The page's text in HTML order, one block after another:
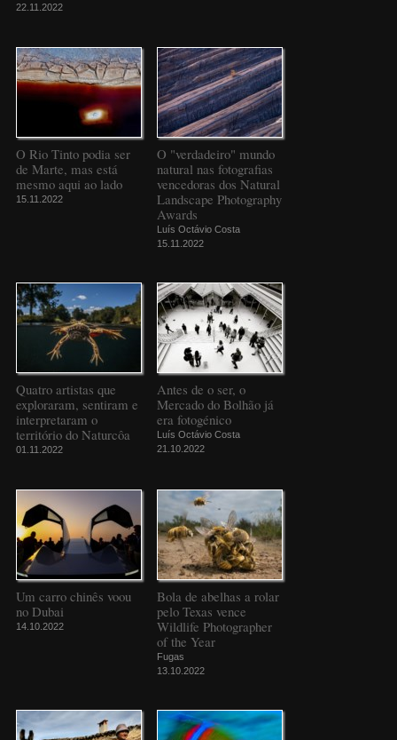
22.11.2022
O Rio Tinto podia ser
de Marte, mas está
mesmo aqui ao lado
15.11.2022
O "verdadeiro" mundo
natural nas fotografias
vencedoras dos Natural
Landscape Photography
Awards
Luís Octávio Costa
15.11.2022
Quatro artistas que
exploraram, sentiram e
interpretaram o
território do Naturcôa
01.11.2022
Antes de o ser, o
Mercado do Bolhão já
era fotogénico
Luís Octávio Costa
21.10.2022
Um carro chinês voou
no Dubai
14.10.2022
Bola de abelhas a rolar
pelo Texas vence
Wildlife Photographer
of the Year
Fugas
13.10.2022